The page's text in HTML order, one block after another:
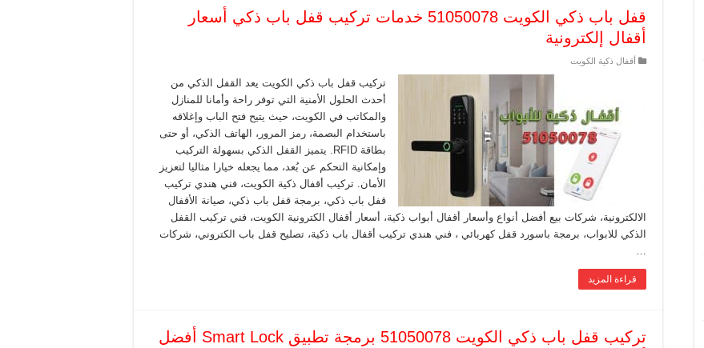
قفل باب ذكي الكويت 51050078 خدمات تركيب قفل باب ذكي أسعار
أقفال إلكترونية
أقفال ذكية الكويت
تركيب قفل باب ذكي الكويت يعد القفل الذكي من
أحدث الحلول الأمنية التي توفر راحة وأمانا للمنازل
والمكاتب في الكويت، حيث يتيح فتح الباب وإغلاقه
باستخدام البصمة، رمز المرور، الهاتف الذكي، أو حتى
بطاقة RFID. يتميز القفل الذكي بسهولة التركيب
وإمكانية التحكم عن بُعد، مما يجعله خيارا مثاليا لتعزيز
الأمان. تركيب أقفال ذكية الكويت، فني هندي تركيب
قفل باب ذكي، برمجة قفل باب ذكي، صيانة الأقفال
الالكترونية، شركات بيع أفضل أنواع وأسعار أقفال أبواب ذكية، أسعار أقفال الكترونية الكويت، فني تركيب القفل
الذكي للابواب، برمجة باسورد قفل كهربائي ، فني هندي تركيب أقفال باب ذكية، تصليح قفل باب الكتروني، شركات
…
قراءة المزيد
تركيب قفل باب ذكي الكويت 51050078 برمجة تطبيق Smart Lock أفضل